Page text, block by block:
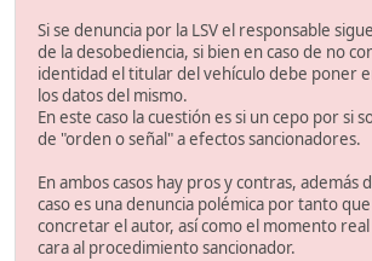
Si se denuncia por la LSV el responsable
de la desobediencia, si bien en caso de no
identidad el titular del vehículo debe poner
los datos del mismo.
En este caso la cuestión es si un cepo por si
de "orden o señal" a efectos sancionadores.
En ambos casos hay pros y contras, además
caso es una denuncia polémica por tanto
concretar el autor, así como el momento
cara al procedimiento sancionador.